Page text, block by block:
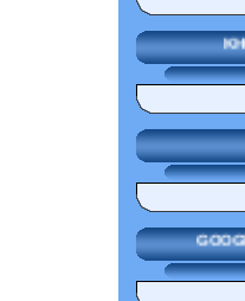
KHO